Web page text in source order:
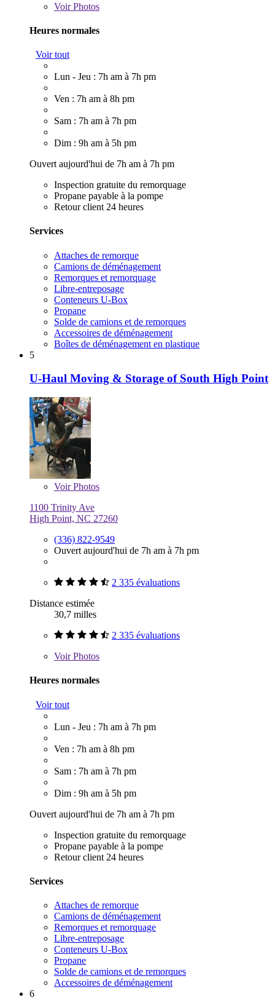
VoirPhotos
Heures normales
Voir tout
Lun - Jeu : 7h am à 7h pm
Ven : 7h am à 8h pm
Sam : 7h am à 7h pm
Dim : 9h am à 5h pm
Ouvert aujourd'hui de 7h am à 7h pm
Inspection gratuite du remorquage
Propane payable à la pompe
Retour client 24 heures
Services
Attaches de remorque
Camions de déménagement
Remorques et remorquage
Libre-entreposage
Conteneurs U-Box
Propane
Solde de camions et de remorques
Accessoires de déménagement
Boîtes de déménagement en plastique
5
U-Haul Moving & Storage of South High Point
VoirPhotos
1100 Trinity Ave
High Point, NC 27260
(336) 822-9549
Ouvert aujourd'hui de 7h am à 7h pm
2 335 évaluations
Distance estimée
30,7 milles
2 335 évaluations
VoirPhotos
Heures normales
Voir tout
Lun - Jeu : 7h am à 7h pm
Ven : 7h am à 8h pm
Sam : 7h am à 7h pm
Dim : 9h am à 5h pm
Ouvert aujourd'hui de 7h am à 7h pm
Inspection gratuite du remorquage
Propane payable à la pompe
Retour client 24 heures
Services
Attaches de remorque
Camions de déménagement
Remorques et remorquage
Libre-entreposage
Conteneurs U-Box
Propane
Solde de camions et de remorques
Accessoires de déménagement
6